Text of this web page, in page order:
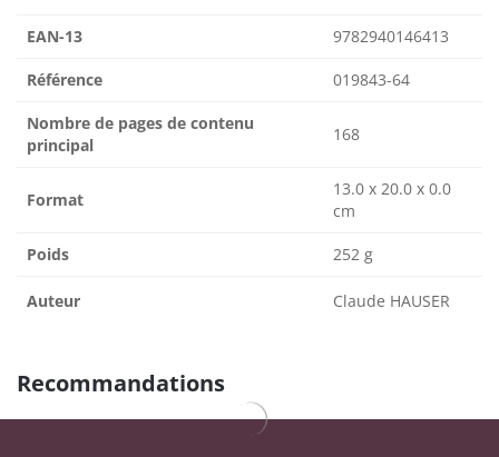
EAN-13 9782940146413
Référence 019843-64
Nombre de pages de contenu
principal
168
Format
13.0 x 20.0 x 0.0
cm
Poids 252 g
Auteur Claude HAUSER
Recommandations